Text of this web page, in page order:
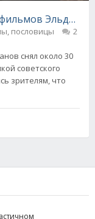
Эльдара
пословицы 2
снял около 30
советского
зрителям, что